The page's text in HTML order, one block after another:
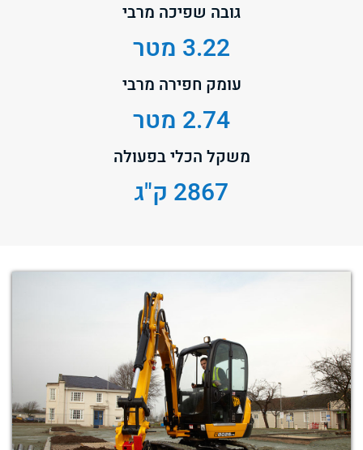
גובה שפיכה מרבי
3.22 מטר
עומק חפירה מרבי
2.74 מטר
משקל הכלי בפעולה
2867 ק"ג